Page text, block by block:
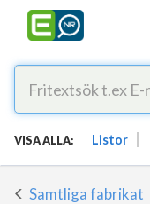
VISA ALLA: Listor
Samtliga fabrikat